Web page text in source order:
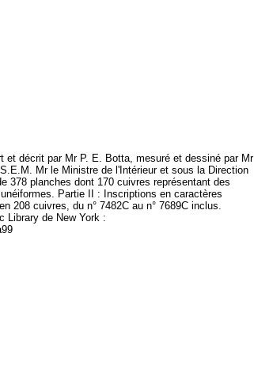
et décrit par Mr P. E. Botta, mesuré et dessiné par Mr
Mr le Ministre de l'Intérieur et sous la Direction
378 planches dont 170 cuivres représentant des
Partie II : Inscriptions en caractères
208 cuivres, du n° 7482C au n° 7689C inclus.
Library de New York :